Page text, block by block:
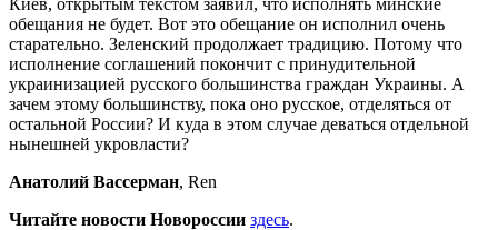
обещания не будет. Вот это обещание он исполнил очень
старательно. Зеленский продолжает традицию. Потому что
исполнение соглашений покончит с принудительной
украинизацией русского большинства граждан Украины. А
зачем этому большинству, пока оно русское, отделяться от
остальной России? И куда в этом случае деваться отдельной
нынешней укровласти?
Анатолий Вассерман, Ren
Читайте новости Новороссии здесь.